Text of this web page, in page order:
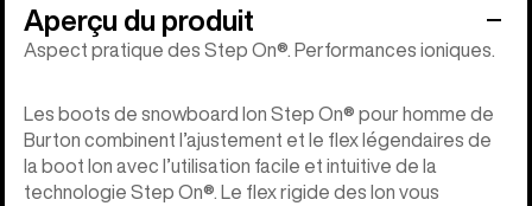
Aperçu du produit
Aspect pratique des Step On®. Performances ioniques.
Les boots de snowboard Ion Step On® pour homme de
Burton combinent l’ajustement et le flex légendaires de
la boot Ion avec l’utilisation facile et intuitive de la
technologie Step On®. Le flex rigide des Ion vous